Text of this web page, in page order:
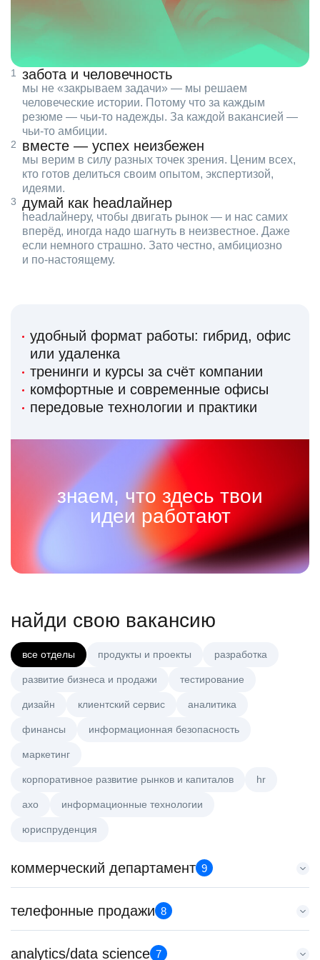
забота и человечность
мы не «закрываем задачи» — мы решаем
человеческие истории. Потому что за каждым
резюме — чьи‑то надежды. За каждой вакансией —
чьи‑то амбиции.
вместе — успех неизбежен
мы верим в силу разных точек зрения. Ценим всех,
кто готов делиться своим опытом, экспертизой,
идеями.
думай как headлайнер
headлайнеру, чтобы двигать рынок — и нас самих
вперёд, иногда надо шагнуть в неизвестное. Даже
если немного страшно. Зато честно, амбициозно
и по‑настоящему.
удобный формат работы: гибрид, офис
или удаленка
тренинги и курсы за счёт компании
комфортные и современные офисы
передовые технологии и практики
знаем, что здесь твои
идеи работают
найди свою вакансию
все отделы продукты и проекты разработка
развитие бизнеса и продажи тестирование
дизайн клиентский сервис аналитика
финансы информационная безопасность
маркетинг
корпоративное развитие рынков и капиталов hr
axo информационные технологии
юриспруденция
коммерческий департамент 9
Key Account Manager (EdTech)
HeadHunter::Коммерческий департамент
150000 ₽
телефонные продажи 8
Менеджер по продажам в сегменте малого и среднего
analytics/data science 7